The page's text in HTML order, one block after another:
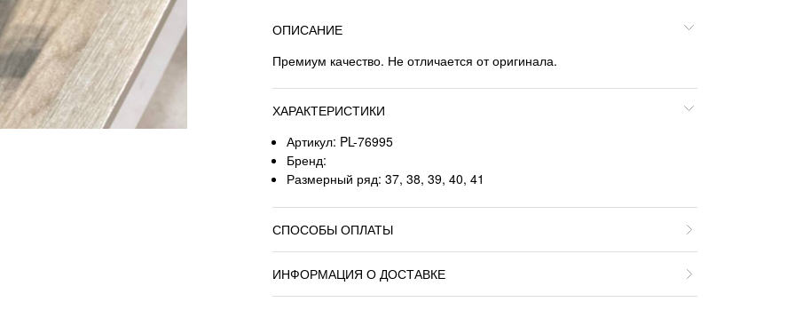
ОПИСАНИЕ
Премиум качество. Не отличается от оригинала.
ХАРАКТЕРИСТИКИ
Артикул: PL-76995
Бренд:
Размерный ряд: 37, 38, 39, 40, 41
СПОСОБЫ ОПЛАТЫ
ИНФОРМАЦИЯ О ДОСТАВКЕ